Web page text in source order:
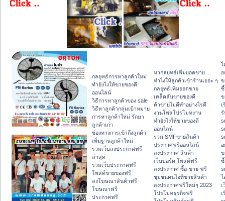
กลยุทธ์การหาลูกค้าใหม่
ทํายังไงให้ขายของดี
ออนไลน์
วิธีการหาลูกค้าของ sale
วิธีหาลูกค้ากลุ่มเป้าหมาย
การหาลูกค้าใหม่ รักษา
ลูกค้าเก่า
ช่องทางการเข้าถึงลูกค้า
เพิ่มฐานลูกค้าใหม่
รวมเว็บลงประกาศฟรี
ล่าสุด
รวมเว็บประกาศฟรี
โพสต์ขายของฟรี
ลงโฆษณาสินค้าฟรี
โฆษณาฟรี
ประกาศฟรี
หากลยุทธ์เพิ่มยอดขาย
ทําไงให้ลูกค้าเข้าร้านเยอะ ๆ
กลยุทธ์เพิ่มยอดขาย
เคล็ดลับขายของดี
ค้าขายไม่ดีทำอย่างไรดี
งานโพสโปรโมทงาน
ทํายังไงให้ขายของดี
ออนไลน์
รวม SMFขายสินค้า
ประกาศฟรีออนไลน์
ลงประกาศ สินค้า
เว็บบอร์ด โพสต์ฟรี
ลงประกาศ ซื้อ-ขาย ฟรี
ชุมชนคนไอทีขายสินค้า
ลงประกาศฟรีใหม่ๆ 2023
โปรโมทธุรกิจฟรี
ไ
ข
เ
รั
ข
ไ
เ
เ